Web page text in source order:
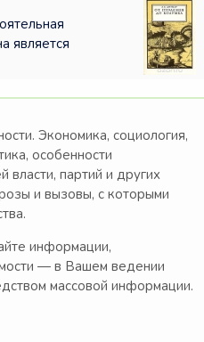
является
Экономика, социология,
особенности
власти, партий и других
и вызовы, с которыми
информации,
— в Вашем ведении
массовой информации.